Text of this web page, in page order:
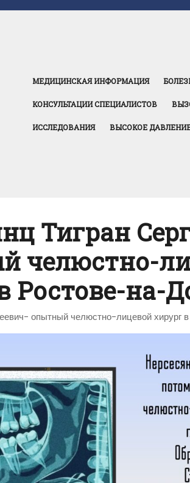
МЕДИЦИНСКАЯ ИНФОРМАЦИЯ
КОНСУЛЬТАЦИИ СПЕЦИАЛИСТОВ
ИССЛЕДОВАНИЯ ВЫСОКОЕ
Тигран
челюстно-
Ростове-на-
опытный челюстно-лицевой хирург